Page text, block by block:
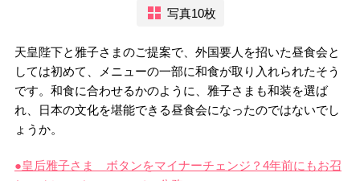
写真10枚
天皇陛下と雅子さまのご提案で、外国要人を招いた昼食会と
しては初めて、メニューの一部に和食が取り入れられたそう
です。和食に合わせるかのように、雅子さまも和装を選ば
れ、日本の文化を堪能できる昼食会になったのではないでし
ょうか。
●皇后雅子さま ボタンをマイナーチェンジ？4年前にもお召